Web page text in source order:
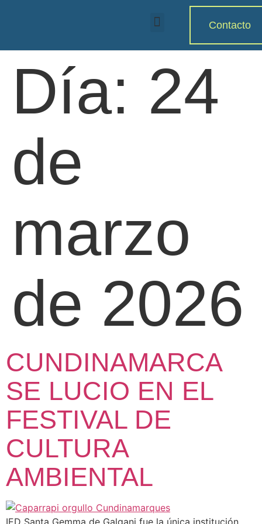
Contacto
Día: 24
de
marzo
de 2026
CUNDINAMARCA
SE LUCIO EN EL
FESTIVAL DE
CULTURA
AMBIENTAL
IED Santa Gemma de Galgani fue la única institución